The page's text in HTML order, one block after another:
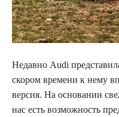
Недавно Audi
скором времени к нему
версия. На основании
нас есть возможность